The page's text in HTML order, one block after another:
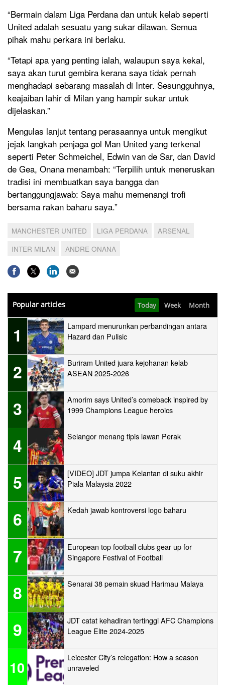
“Bermain dalam Liga Perdana dan untuk kelab seperti
United adalah sesuatu yang sukar dilawan. Semua
pihak mahu perkara ini berlaku.
“Tetapi apa yang penting ialah, walaupun saya kekal,
saya akan turut gembira kerana saya tidak pernah
menghadapi sebarang masalah di Inter. Sesungguhnya,
keajaiban lahir di Milan yang hampir sukar untuk
dijelaskan.”
Mengulas lanjut tentang perasaannya untuk mengikut
jejak langkah penjaga gol Man United yang terkenal
seperti Peter Schmeichel, Edwin van de Sar, dan David
de Gea, Onana menambah: “Terpilih untuk meneruskan
tradisi ini membuatkan saya bangga dan
bertanggungjawab: Saya mahu memenangi trofi
bersama rakan baharu saya.”
MANCHESTER UNITED LIGA PERDANA
ARSENAL
INTER MILAN
ANDRE ONANA
Popular articles Today Week Month
1
Lampard menurunkan perbandingan antara
Hazard dan Pulisic
2
Buriram United juara kejohanan kelab
ASEAN 2025-2026
3
Amorim says United’s comeback inspired by
1999 Champions League heroics
4 Selangor menang tipis lawan Perak
5
[VIDEO] JDT jumpa Kelantan di suku akhir
Piala Malaysia 2022
6 Kedah jawab kontroversi logo baharu
7
European top football clubs gear up for
Singapore Festival of Football
8 Senarai 38 pemain skuad Harimau Malaya
9
JDT catat kehadiran tertinggi AFC Champions
League Elite 2024-2025
10
Leicester City’s relegation: How a season
unraveled